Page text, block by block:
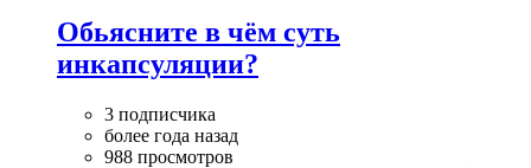
Обьясните в чём суть
инкапсуляции?
3 подписчика
более года назад
988 просмотров